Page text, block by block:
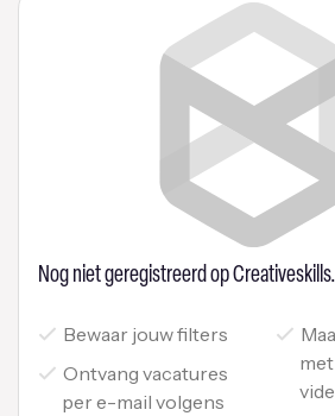
Nog niet geregistreerd op
Bewaar jouw filters
Ontvang vacatures
per e-mail volgens